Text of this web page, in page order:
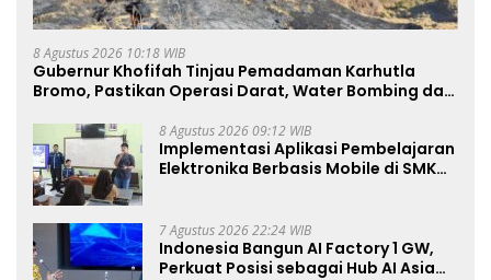
8 Agustus 2026 10:18 WIB
Gubernur Khofifah Tinjau Pemadaman Karhutla
Bromo, Pastikan Operasi Darat, Water Bombing dan
8 Agustus 2026 09:12 WIB
Implementasi Aplikasi Pembelajaran
Elektronika Berbasis Mobile di SMK
Pembelajaran
7 Agustus 2026 22:24 WIB
Indonesia Bangun AI Factory 1 GW,
Perkuat Posisi sebagai Hub AI Asia